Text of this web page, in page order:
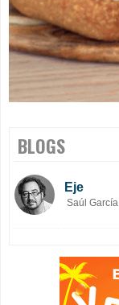
BLOGS
Eje
Saúl García